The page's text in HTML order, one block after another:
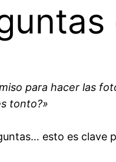
para hacer las
tonto?»
esto es clave